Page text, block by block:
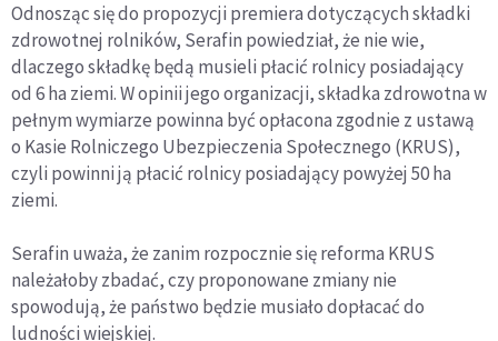
Odnosząc się do propozycji premiera dotyczących składki
zdrowotnej rolników, Serafin powiedział, że nie wie,
dlaczego składkę będą musieli płacić rolnicy posiadający
od 6 ha ziemi. W opinii jego organizacji, składka zdrowotna w
pełnym wymiarze powinna być opłacona zgodnie z ustawą
o Kasie Rolniczego Ubezpieczenia Społecznego (KRUS),
czyli powinni ją płacić rolnicy posiadający powyżej 50 ha
ziemi.
Serafin uważa, że zanim rozpocznie się reforma KRUS
należałoby zbadać, czy proponowane zmiany nie
spowodują, że państwo będzie musiało dopłacać do
ludności wiejskiej.